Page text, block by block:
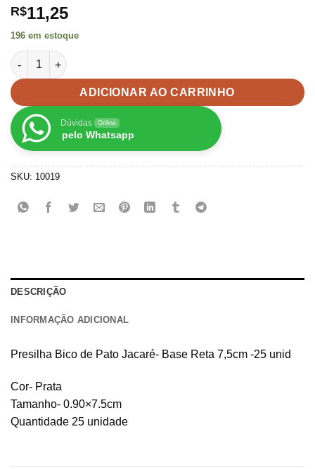
R$11,25
196 em estoque
Presilha Bico de Pato Jacaré- Base Reta 7,5cm -25 unid
ADICIONAR AO CARRINHO
Dúvidas Online
pelo Whatsapp
SKU: 10019
DESCRIÇÃO
INFORMAÇÃO ADICIONAL
Presilha Bico de Pato Jacaré- Base Reta 7,5cm -25 unid
Cor- Prata
Tamanho- 0.90×7.5cm
Quantidade 25 unidade